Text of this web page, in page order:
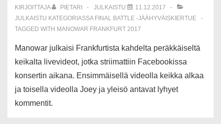
KIRJOITTAJA PIETARI JULKAISTU
11.12.2017
JULKAISTU KATEGORIASSA FINAL BATTLE -JÄÄHYVÄISKIERTUE
TAGGED WITH MANOWAR FRANKFURT 2017
Manowar julkaisi Frankfurtista kahdelta peräkkäiseltä
keikalta livevideot, jotka striimattiin Facebookissa
konsertin aikana. Ensimmäisellä videolla keikka alkaa
ja toisella videolla Joey ja yleisö antavat lyhyet
kommentit.